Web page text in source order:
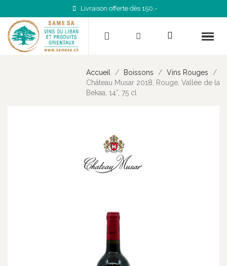
Livraison offerte dès 150.-
Accueil Boissons
Vins Rouges
Château Musar 2018, Rouge, Vallée de la
Bekaa, 14°, 75 cl